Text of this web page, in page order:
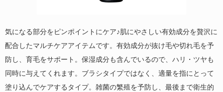
気になる部分をピンポイントにケア♪肌にやさしい有効成分を贅沢に
配合したマルチケアアイテムです。有効成分が抜け毛や切れ毛を予
防し、育毛をサポート。保湿成分も含んでいるので、ハリ・ツヤも
同時に与えてくれます。ブラシタイプではなく、適量を指にとって
塗り込んでケアするタイプ。雑菌の繁殖を予防し、最後まで衛生的